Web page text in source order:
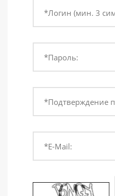
*Логин (мин. 3
*Пароль:
*Подтверждение
*E-Mail: